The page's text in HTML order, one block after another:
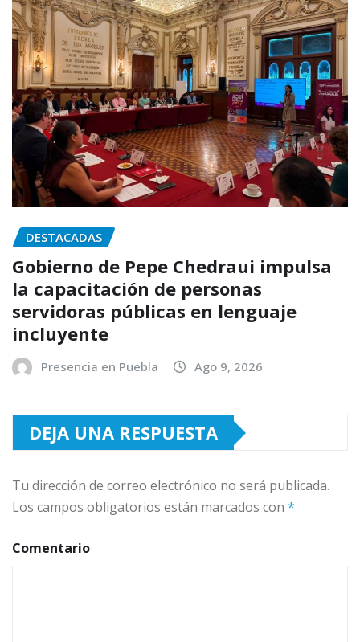
DESTACADAS
Gobierno de Pepe Chedraui impulsa
la capacitación de personas
servidoras públicas en lenguaje
incluyente
Presencia en Puebla Ago 9, 2026
DEJA UNA RESPUESTA
Tu dirección de correo electrónico no será publicada.
Los campos obligatorios están marcados con *
Comentario